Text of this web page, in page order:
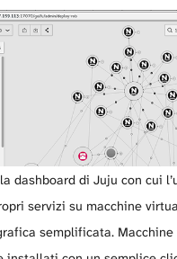
dashboard di Juju con cui
servizi su macchine
semplificata.